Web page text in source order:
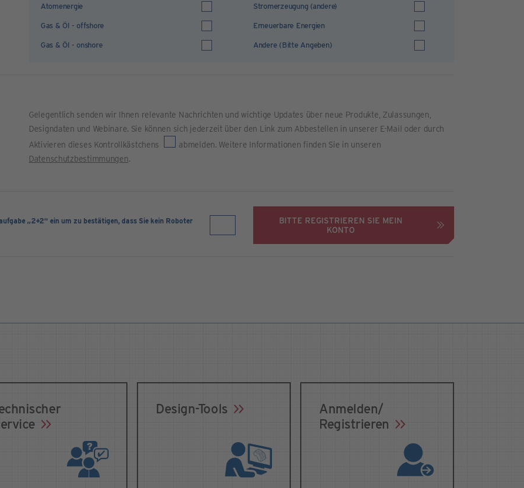
Atomenergie Stromerzeugung (andere)
Gas & Öl - offshore Erneuerbare Energien
Gas & Öl - onshore Andere (Bitte Angeben)
Gelegentlich senden wir Ihnen relevante Nachrichten und wichtige Updates über neue Produkte, Zulassungen,
Designdaten und Webinare. Sie können sich jederzeit über den Link zum Abbestellen in unserer E-Mail oder durch
Aktivieren dieses Kontrollkästchens
abmelden. Weitere Informationen finden Sie in unseren
Datenschutzbestimmungen.
„2+2“ ein um zu bestätigen, dass Sie kein Roboter
BITTE REGISTRIEREN SIE MEIN
KONTO
Design-Tools
Anmelden/
Registrieren